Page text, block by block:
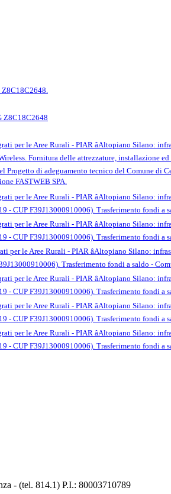
Z8C18C2648
per le Aree Rurali - PIAR âAltopiano Silano:
Wireless. Fornitura delle attrezzature,
Progetto di adeguamento tecnico del Comune di
FASTWEB SPA.
per le Aree Rurali - PIAR âAltopiano Silano:
- CUP F39J13000910006). Trasferimento fondi a
per le Aree Rurali - PIAR âAltopiano Silano:
- CUP F39J13000910006). Trasferimento fondi a
per le Aree Rurali - PIAR âAltopiano Silano:
Trasferimento fondi a saldo -
per le Aree Rurali - PIAR âAltopiano Silano:
- CUP F39J13000910006). Trasferimento fondi a
per le Aree Rurali - PIAR âAltopiano Silano:
- CUP F39J13000910006). Trasferimento fondi a
per le Aree Rurali - PIAR âAltopiano Silano:
- CUP F39J13000910006). Trasferimento fondi a
- (tel. 814.1) P.I.: 80003710789